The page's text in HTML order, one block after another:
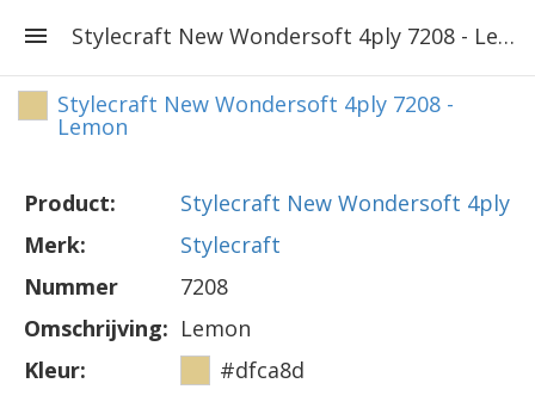
Stylecraft New Wondersoft 4ply 7208 - Lemon
Stylecraft New Wondersoft 4ply 7208 -
Lemon
Product:
Stylecraft New Wondersoft 4ply
Merk:
Stylecraft
Nummer
7208
Omschrijving: Lemon
Kleur:
#dfca8d